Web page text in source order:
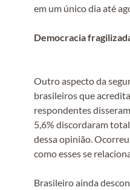
em um único dia até
Democracia
Outro aspecto da
brasileiros que
respondentes
5,6% discordaram
dessa opinião.
como esses se
Brasileiro ainda